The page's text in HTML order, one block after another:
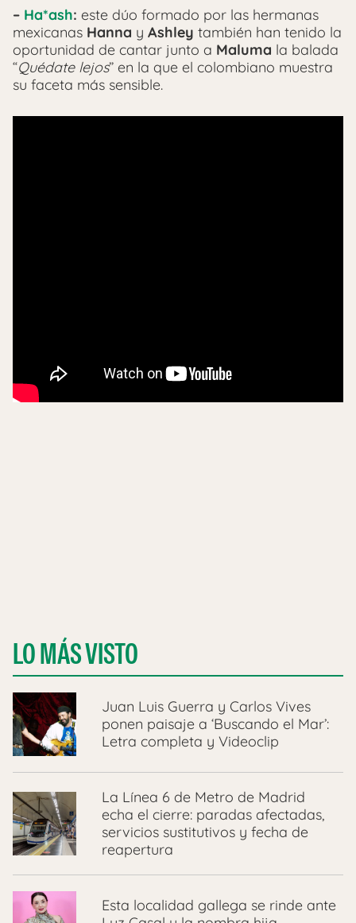
– Ha*ash: este dúo formado por las hermanas
mexicanas Hanna y Ashley también han tenido la
oportunidad de cantar junto a Maluma la balada
“Quédate lejos” en la que el colombiano muestra
su faceta más sensible.
LO MÁS VISTO
Juan Luis Guerra y Carlos Vives
ponen paisaje a ‘Buscando el Mar’:
Letra completa y Videoclip
La Línea 6 de Metro de Madrid
echa el cierre: paradas afectadas,
servicios sustitutivos y fecha de
reapertura
Esta localidad gallega se rinde ante